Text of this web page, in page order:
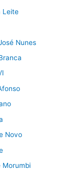
Leite
Nunes
Novo
Morumbi